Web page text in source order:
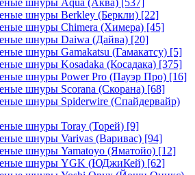
шнуры Aqua (Аква) [537]
шнуры Berkley (Беркли) [22]
шнуры Chimera (Химера) [45]
шнуры Daiwa (Дайва) [20]
шнуры Gamakatsu (Гамакатсу) [5]
шнуры Kosadaka (Косадака) [375]
шнуры Power Pro (Пауэр Про) [16]
шнуры Scorana (Скорана) [68]
шнуры Spiderwire (Спайдервайр)
шнуры Toray (Торей) [9]
шнуры Varivas (Варивас) [94]
шнуры Yamatoyo (Яматойо) [12]
шнуры YGK (ЮДжиКей) [62]